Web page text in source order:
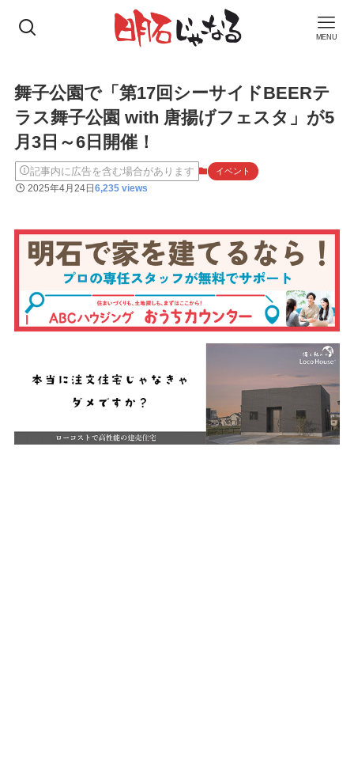
MENU
舞子公園で「第17回シーサイドBEERテ
ラス舞子公園 with 唐揚げフェスタ」が5
月3日～6日開催！
記事内に広告を含む場合があります イベント
2025年4月24日6,235 views